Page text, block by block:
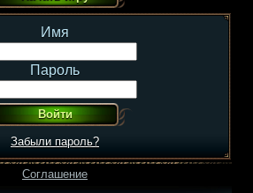
Имя
Пароль
Забыли пароль?
Соглашение